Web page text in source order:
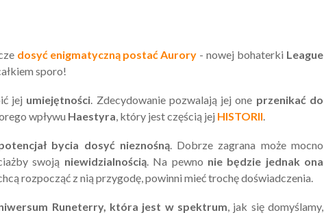
dosyć enigmatyczną postać Aurory - nowej bohaterki League
sporo!
jej umiejętności . Zdecydowanie pozwalają jej one przenikać do
wpływu Haestyra , który jest częścią jej HISTORII
bycia dosyć nieznośną. Dobrze zagrana może mocno
swoją niewidzialnością. Na pewno nie będzie jednak ona
rozpocząć z nią przygodę, powinni mieć trochę doświadczenia.
Runeterry, która jest w spektrum , jak się domyślamy,